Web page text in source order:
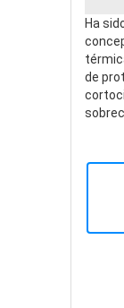
Ha
de